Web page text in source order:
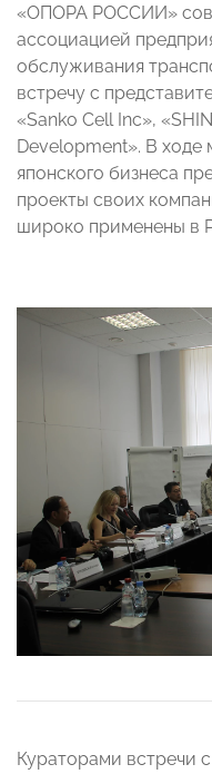
«ОПОРА РОССИИ»
ассоциацией
обслуживания
встречу с
«Sanko Cell Inc»,
Development». В ходе
японского бизнеса
проекты своих
широко применены в
Кураторами встречи